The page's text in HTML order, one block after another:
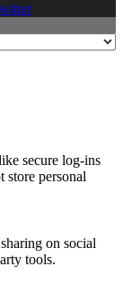
secure log-ins
store personal
on social
tools.